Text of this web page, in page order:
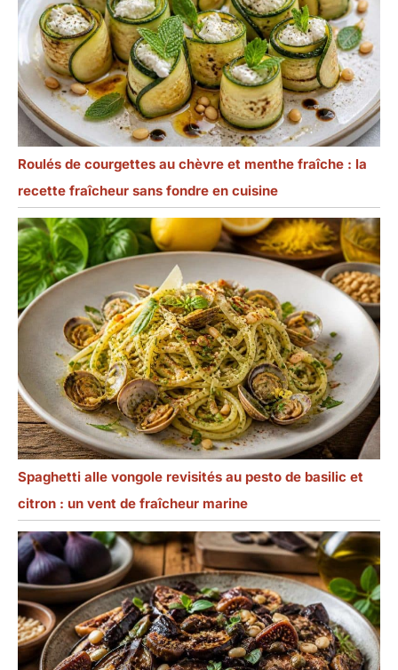
Roulés de courgettes au chèvre et menthe fraîche : la
recette fraîcheur sans fondre en cuisine
Spaghetti alle vongole revisités au pesto de basilic et
citron : un vent de fraîcheur marine